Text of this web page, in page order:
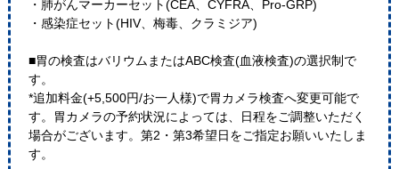
・肺がんマーカーセット(CEA、CYFRA、Pro-GRP)
・感染症セット(HIV、梅毒、クラミジア)
■胃の検査はバリウムまたはABC検査(血液検査)の選択制で
す。
*追加料金(+5,500円/お一人様)で胃カメラ検査へ変更可能で
す。胃カメラの予約状況によっては、日程をご調整いただく
場合がございます。第2・第3希望日をご指定お願いいたしま
す。